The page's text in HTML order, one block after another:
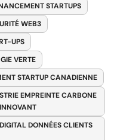
STARTUPS
WEB3
UPS
VERTE
STARTUP CANADIENNE
EMPREINTE CARBONE
DONNÉES CLIENTS